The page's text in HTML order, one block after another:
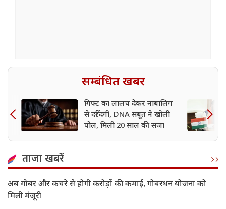
सम्बंधित खबर
गिफ्ट का लालच देकर नाबालिग
से दरिंदगी, DNA सबूत ने खोली
पोल, मिली 20 साल की सजा
ताजा खबरें
अब गोबर और कचरे से होगी करोड़ों की कमाई, गोबरधन योजना को
मिली मंजूरी